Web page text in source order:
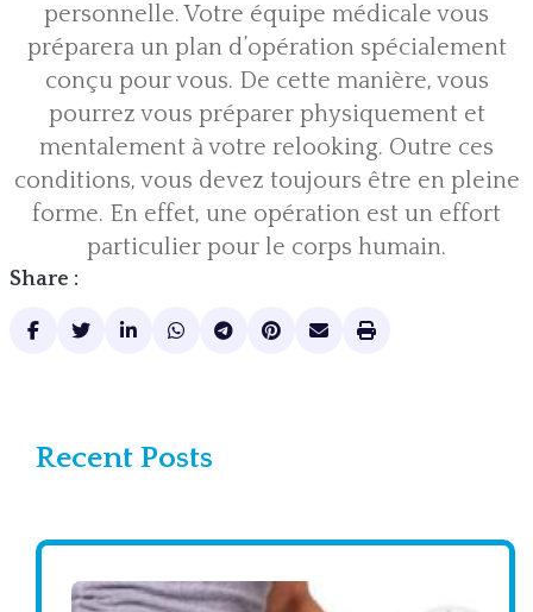
personnelle. Votre équipe médicale vous
préparera un plan d’opération spécialement
conçu pour vous. De cette manière, vous
pourrez vous préparer physiquement et
mentalement à votre relooking. Outre ces
conditions, vous devez toujours être en pleine
forme. En effet, une opération est un effort
particulier pour le corps humain.
Share :
Recent Posts